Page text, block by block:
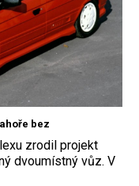
bez
zrodil projekt
dvoumístný vůz. V